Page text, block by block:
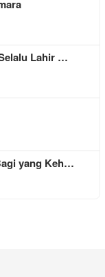
Lahir …
yang Keh…